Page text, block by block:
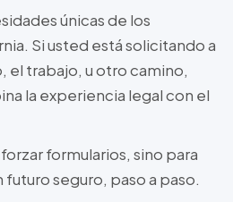
únicas de los
Si usted está solicitando a
el trabajo, u otro camino,
la experiencia legal con el
formularios, sino para
futuro seguro, paso a paso.